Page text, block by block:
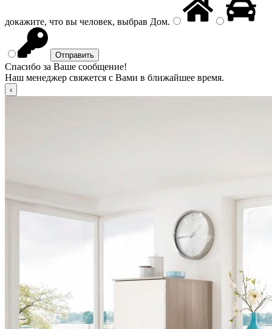
докажите, что вы человек, выбрав Дом.
Спасибо за Ваше сообщение!
Наш менеджер свяжется с Вами в ближайшее время.